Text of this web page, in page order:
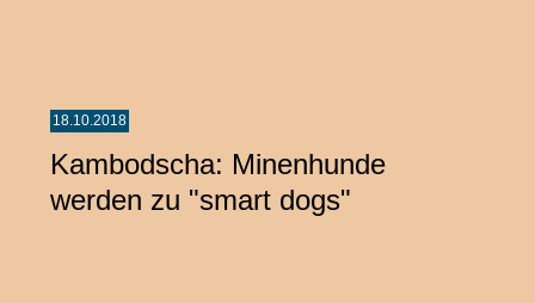
18.10.2018
Kambodscha: Minenhunde
werden zu "smart dogs"